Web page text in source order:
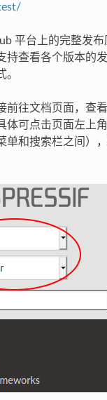
平台上的完整发
持查看各个版本的
。
前往文档页面，查
体可点击页面左上
单和搜索栏之间）